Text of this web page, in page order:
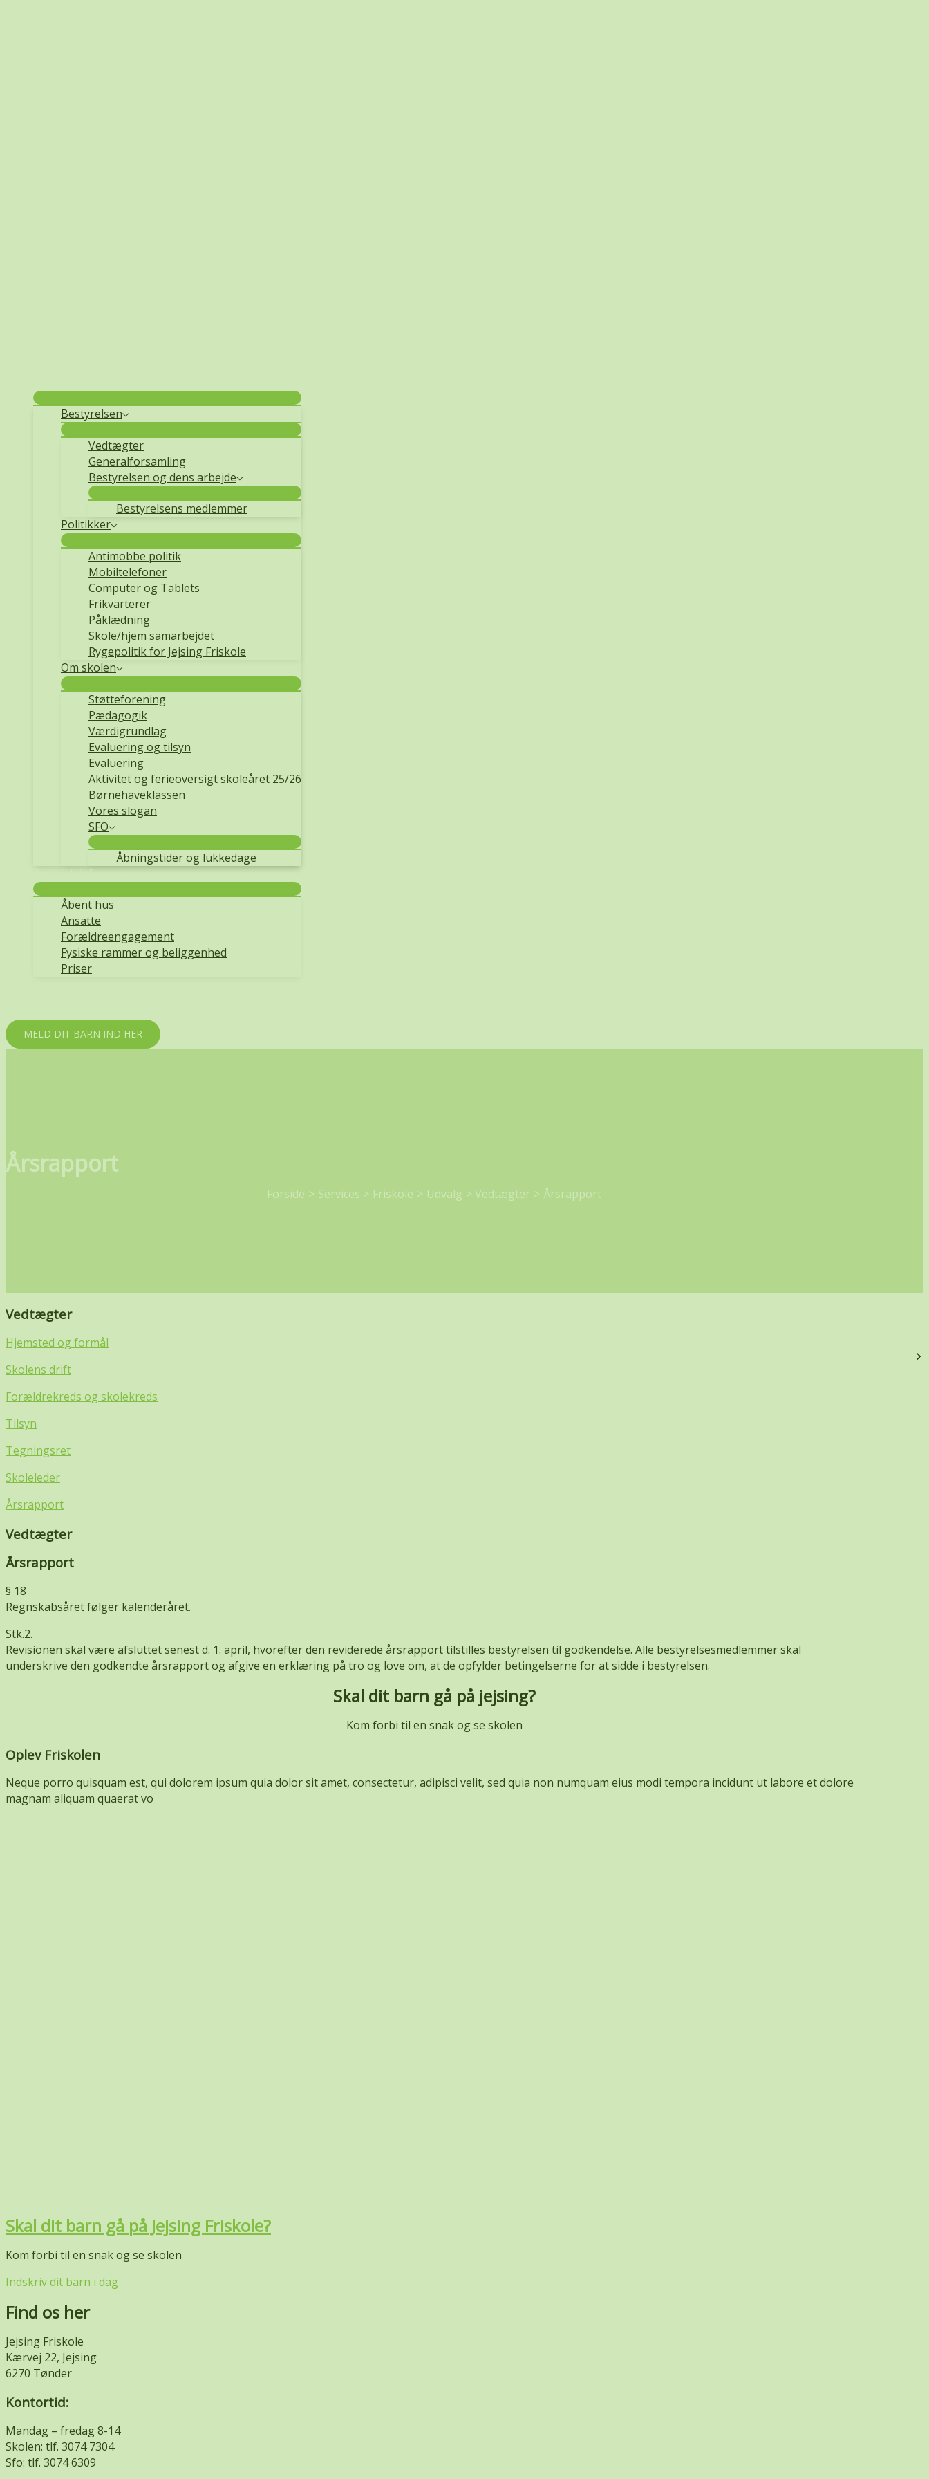
Bestyrelsen
Vedtægter
Generalforsamling
Bestyrelsen og dens arbejde
Bestyrelsens medlemmer
Politikker
Antimobbe politik
Mobiltelefoner
Computer og Tablets
Frikvarterer
Påklædning
Skole/hjem samarbejdet
Rygepolitik for Jejsing Friskole
Om skolen
Støtteforening
Pædagogik
Værdigrundlag
Evaluering og tilsyn
Evaluering
Aktivitet og ferieoversigt skoleåret 25/26
Børnehaveklassen
Vores slogan
SFO
Åbningstider og lukkedage
Åbent hus
Ansatte
Forældreengagement
Fysiske rammer og beliggenhed
Priser
MELD DIT BARN IND HER
Årsrapport
Forside Services Friskole Udvalg Vedtægter Årsrapport
Vedtægter
Hjemsted og formål
Skolens drift
Forældrekreds og skolekreds
Tilsyn
Tegningsret
Skoleleder
Årsrapport
Vedtægter
Årsrapport
§ 18
Regnskabsåret følger kalenderåret.
Stk.2.
Revisionen skal være afsluttet senest d. 1. april, hvorefter den reviderede årsrapport tilstilles bestyrelsen til godkendelse. Alle bestyrelsesmedlemmer skal
underskrive den godkendte årsrapport og afgive en erklæring på tro og love om, at de opfylder betingelserne for at sidde i bestyrelsen.
Skal dit barn gå på jejsing?
Kom forbi til en snak og se skolen
Oplev Friskolen
Neque porro quisquam est, qui dolorem ipsum quia dolor sit amet, consectetur, adipisci velit, sed quia non numquam eius modi tempora incidunt ut labore et dolore
magnam aliquam quaerat vo
Skal dit barn gå på Jejsing Friskole?
Kom forbi til en snak og se skolen
Indskriv dit barn i dag
Find os her
Jejsing Friskole
Kærvej 22, Jejsing
6270 Tønder
Kontortid:
Mandag – fredag 8-14
Skolen: tlf. 3074 7304
Sfo: tlf. 3074 6309